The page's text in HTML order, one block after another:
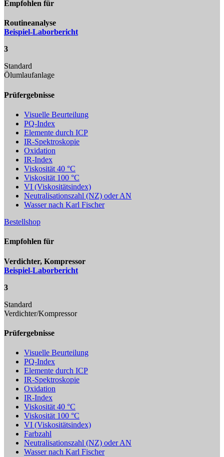
Empfohlen für
Routineanalyse
Beispiel-Laborbericht
3
Standard
Ölumlaufanlage
Prüfergebnisse
Visuelle Beurteilung
PQ-Index
Elemente durch ICP
IR-Spektroskopie
Oxidation
IR-Index
Viskosität 40 °C
Viskosität 100 °C
VI (Viskositätsindex)
Neutralisationszahl (NZ) oder AN
Wasser nach Karl Fischer
Bestellshop
Empfohlen für
Verdichter, Kompressor
Beispiel-Laborbericht
3
Standard
Verdichter/Kompressor
Prüfergebnisse
Visuelle Beurteilung
PQ-Index
Elemente durch ICP
IR-Spektroskopie
Oxidation
IR-Index
Viskosität 40 °C
Viskosität 100 °C
VI (Viskositätsindex)
Farbzahl
Neutralisationszahl (NZ) oder AN
Wasser nach Karl Fischer